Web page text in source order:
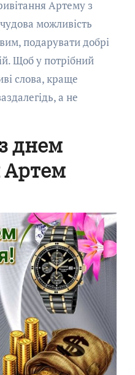
Артему з
можливість
подарувати добрі
Щоб у потрібний
слова, краще
а не
днем